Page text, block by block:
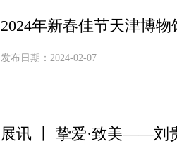
2024年新春佳节天津博
发布日期：2024-02-07
展讯 丨 挚爱·致美——刘